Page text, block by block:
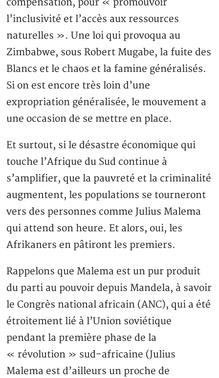
compensation, pour « promouvoir
l’inclusivité et l’accès aux ressources
naturelles ». Une loi qui provoqua au
Zimbabwe, sous Robert Mugabe, la fuite des
Blancs et le chaos et la famine généralisés.
Si on est encore très loin d’une
expropriation généralisée, le mouvement a
une occasion de se mettre en place.
Et surtout, si le désastre économique qui
touche l’Afrique du Sud continue à
s’amplifier, que la pauvreté et la criminalité
augmentent, les populations se tourneront
vers des personnes comme Julius Malema
qui attend son heure. Et alors, oui, les
Afrikaners en pâtiront les premiers.
Rappelons que Malema est un pur produit
du parti au pouvoir depuis Mandela, à savoir
le Congrès national africain (ANC), qui a été
étroitement lié à l’Union soviétique
pendant la première phase de la
« révolution » sud-africaine (Julius
Malema est d’ailleurs un proche de